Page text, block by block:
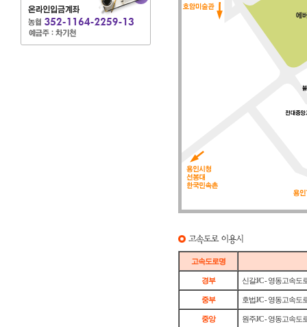
고속도로명
경부 신갈J/C - 영동고속도
중부 호법J/C - 영동고속도
중앙 원주J/C - 영동고속도